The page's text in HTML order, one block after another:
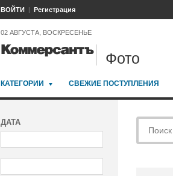
ВОЙТИ Регистрация
02 АВГУСТА, ВОСКРЕСЕНЬЕ
Фото
КАТЕГОРИИ СВЕЖИЕ ПОСТУПЛЕНИЯ
ДАТА